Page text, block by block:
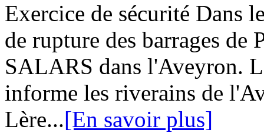
Exercice de sécurité Dans
de rupture des barrages
SALARS dans l'Aveyron.
informe les riverains de
Lère...[En savoir plus]